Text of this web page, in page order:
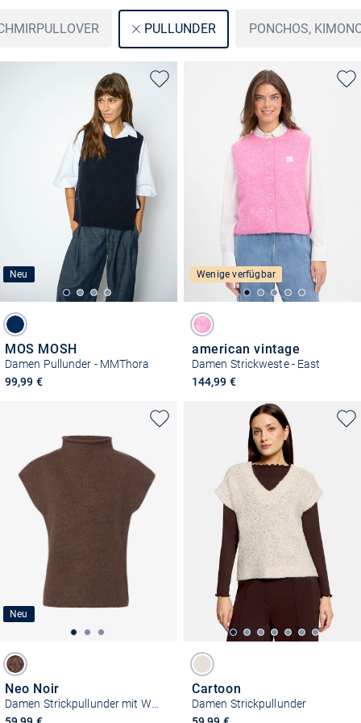
PULLUNDER PONCHOS,
Neu
MOS MOSH
Damen Pullunder - MMThora
99,99 €
Wenige verfügbar
american vintage
Damen Strickweste - East
144,99 €
Neu
Neo Noir Cartoon
Damen Strickpullunder